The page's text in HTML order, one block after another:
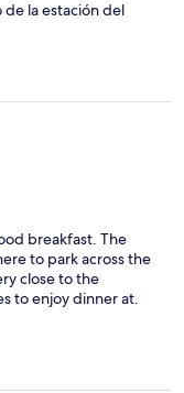
la estación del
breakfast. The
to park across the
close to the
to enjoy dinner at.